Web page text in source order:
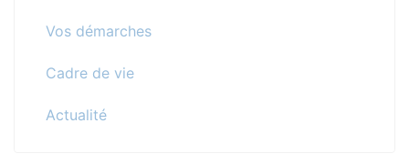
Vos démarches
Cadre de vie
Actualité